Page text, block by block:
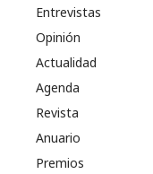
Entrevistas
Opinión
Actualidad
Agenda
Revista
Anuario
Premios